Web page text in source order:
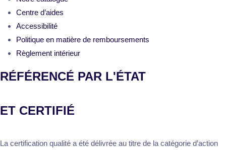
Centre d’aides
Accessibilité
Politique en matière de remboursements
Règlement intérieur
RÉFÉRENCÉ PAR L'ÉTAT
ET CERTIFIÉ
La certification qualité a été délivrée au titre de la catégorie d’action